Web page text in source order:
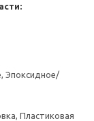
Эпоксидное/
Пластиковая